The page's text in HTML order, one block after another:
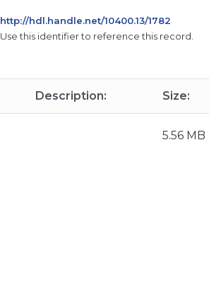
http://hdl.handle.net/10400.13/1782
Use this identifier to reference this record.
Description: Size:
5.56 MB